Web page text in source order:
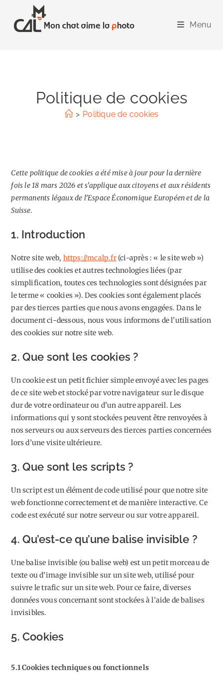
content
Menu
Politique de cookies
> Politique de cookies
Cette politique de cookies a été mise à jour pour la dernière
fois le 18 mars 2026 et s’applique aux citoyens et aux résidents
permanents légaux de l’Espace Économique Européen et de la
Suisse.
1. Introduction
Notre site web, https://mcalp.fr(ci-après : « le site web »)
utilise des cookies et autres technologies liées (par
simplification, toutes ces technologies sont désignées par
le terme « cookies »). Des cookies sont également placés
par des tierces parties que nous avons engagées. Dans le
document ci-dessous, nous vous informons de l’utilisation
des cookies sur notre site web.
2. Que sont les cookies ?
Un cookie est un petit fichier simple envoyé avec les pages
de ce site web et stocké par votre navigateur sur le disque
dur de votre ordinateur ou d’un autre appareil. Les
informations qui y sont stockées peuvent être renvoyées à
nos serveurs ou aux serveurs des tierces parties concernées
lors d’une visite ultérieure.
3. Que sont les scripts ?
Un script est un élément de code utilisé pour que notre site
web fonctionne correctement et de manière interactive. Ce
code est exécuté sur notre serveur ou sur votre appareil.
4. Qu’est-ce qu’une balise invisible ?
Une balise invisible (ou balise web) est un petit morceau de
texte ou d’image invisible sur un site web, utilisé pour
suivre le trafic sur un site web. Pour ce faire, diverses
données vous concernant sont stockées à l’aide de balises
invisibles.
5. Cookies
5.1 Cookies techniques ou fonctionnels